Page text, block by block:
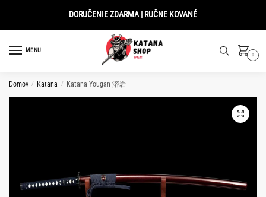
DORUČENIE ZDARMA | RUČNE KOVANÉ
MENU
0
Domov / Katana / Katana Yougan 溶岩